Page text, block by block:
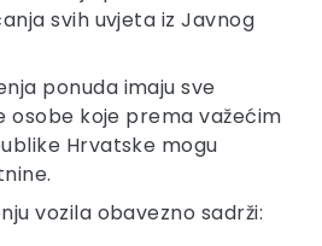
svih uvjeta iz Javnog
ponuda imaju sve
osobe koje prema važećim
Hrvatske mogu
vozila obavezno sadrži: